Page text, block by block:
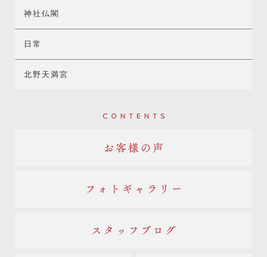
神社仏閣
日常
北野天満宮
Contents
お客様の声
フォトギャラリー
スタッフブログ